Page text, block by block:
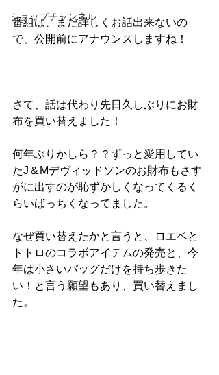
ショップチャンネル
番組は、まだ詳しくお話出来ないの
で、公開前にアナウンスしますね！
さて、話は代わり先日久しぶりにお財
布を買い替えました！
何年ぶりかしら？？ずっと愛用してい
たJ＆Mデヴィッドソンのお財布もさす
がに出すのが恥ずかしくなってくるく
らいばっちくなってました。
なぜ買い替えたかと言うと、ロエベと
トトロのコラボアイテムの発売と、今
年は小さいバッグだけを持ち歩きた
い！と言う願望もあり、買い替えまし
た。